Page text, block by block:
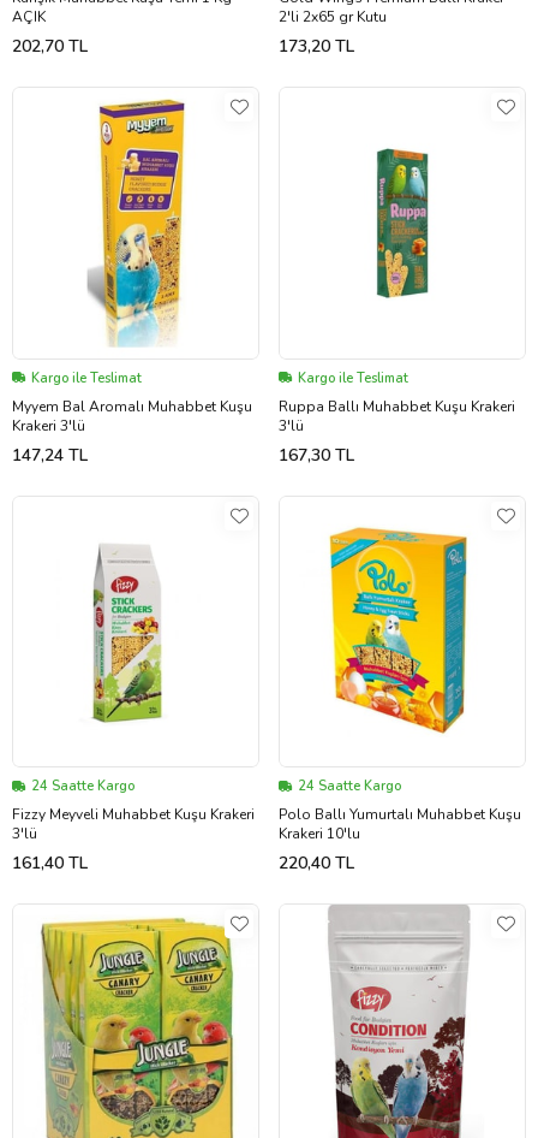
AÇIK
202,70 TL
2'li 2x65 gr Kutu
173,20 TL
Kargo ile Teslimat
Myyem Bal Aromalı Muhabbet Kuşu
Krakeri 3'lü
147,24 TL
Kargo ile Teslimat
Ruppa Ballı Muhabbet Kuşu Krakeri
3'lü
167,30 TL
24 Saatte Kargo
Fizzy Meyveli Muhabbet Kuşu Krakeri
3'lü
161,40 TL
24 Saatte Kargo
Polo Ballı Yumurtalı Muhabbet Kuşu
Krakeri 10'lu
220,40 TL